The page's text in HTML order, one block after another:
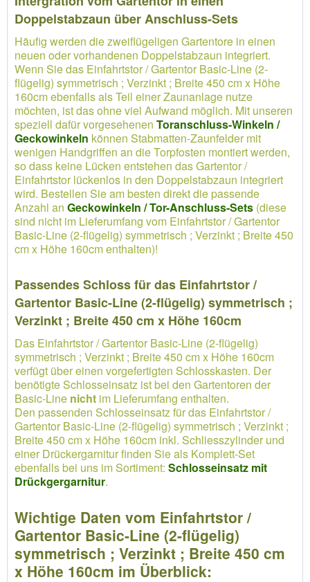
Doppelstabzaun über Anschluss-Sets
Häufig werden die zweiflügeligen Gartentore in einen
neuen oder vorhandenen Doppelstabzaun integriert.
Wenn Sie das Einfahrtstor / Gartentor Basic-Line (2-
flügelig) symmetrisch ; Verzinkt ; Breite 450 cm x Höhe
160cm ebenfalls als Teil einer Zaunanlage nutze
möchten, ist das ohne viel Aufwand möglich. Mit unseren
speziell dafür vorgesehenen Toranschluss-Winkeln /
Geckowinkeln können Stabmatten-Zaunfelder mit
wenigen Handgriffen an die Torpfosten montiert werden,
so dass keine Lücken entstehen das Gartentor /
Einfahrtstor lückenlos in den Doppelstabzaun integriert
wird. Bestellen Sie am besten direkt die passende
Anzahl an Geckowinkeln / Tor-Anschluss-Sets (diese
sind nicht im Lieferumfang vom Einfahrtstor / Gartentor
Basic-Line (2-flügelig) symmetrisch ; Verzinkt ; Breite 450
cm x Höhe 160cm enthalten)!
Passendes Schloss für das Einfahrtstor /
Gartentor Basic-Line (2-flügelig) symmetrisch ;
Verzinkt ; Breite 450 cm x Höhe 160cm
Das Einfahrtstor / Gartentor Basic-Line (2-flügelig)
symmetrisch ; Verzinkt ; Breite 450 cm x Höhe 160cm
verfügt über einen vorgefertigten Schlosskasten. Der
benötigte Schlosseinsatz ist bei den Gartentoren der
Basic-Line nicht im Lieferumfang enthalten.
Den passenden Schlosseinsatz für das Einfahrtstor /
Gartentor Basic-Line (2-flügelig) symmetrisch ; Verzinkt ;
Breite 450 cm x Höhe 160cm inkl. Schliesszylinder und
einer Drückergarnitur finden Sie als Komplett-Set
ebenfalls bei uns im Sortiment: Schlosseinsatz mit
Drückgergarnitur.
Wichtige Daten vom Einfahrtstor /
Gartentor Basic-Line (2-flügelig)
symmetrisch ; Verzinkt ; Breite 450 cm
x Höhe 160cm im Überblick: